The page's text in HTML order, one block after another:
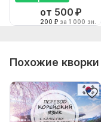
от 500 ₽
200 ₽ за 1 000 зн.
Похожие кворки